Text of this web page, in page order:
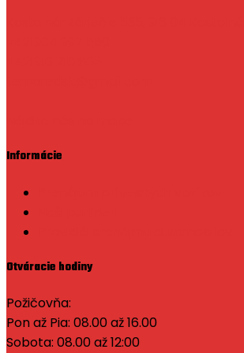
Informácie
Otváracie hodiny
Požičovňa:
Pon až Pia: 08.00 až 16.00
Sobota: 08.00 až 12:00